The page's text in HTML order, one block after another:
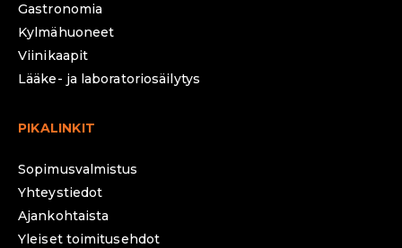
Gastronomia
Kylmähuoneet
Viinikaapit
Lääke- ja laboratoriosäilytys
PIKALINKIT
Sopimusvalmistus
Yhteystiedot
Ajankohtaista
Yleiset toimitusehdot